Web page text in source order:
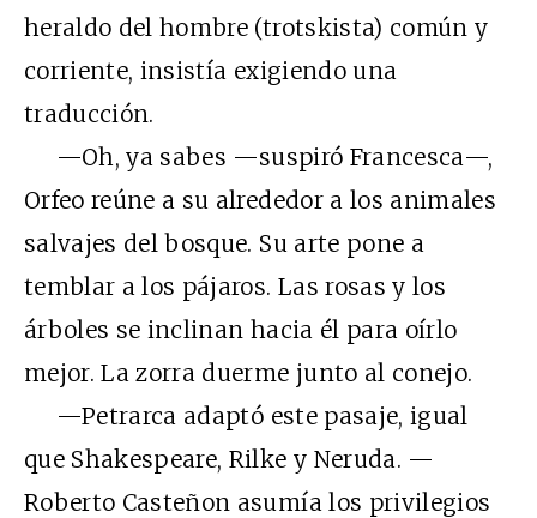
heraldo del hombre (trotskista) común y
corriente, insistía exigiendo una
traducción.
—Oh, ya sabes —suspiró Francesca—,
Orfeo reúne a su alrededor a los animales
salvajes del bosque. Su arte pone a
temblar a los pájaros. Las rosas y los
árboles se inclinan hacia él para oírlo
mejor. La zorra duerme junto al conejo.
—Petrarca adaptó este pasaje, igual
que Shakespeare, Rilke y Neruda. —
Roberto Casteñon asumía los privilegios